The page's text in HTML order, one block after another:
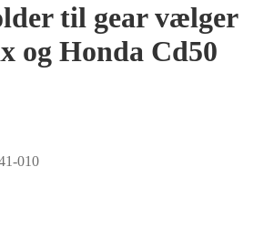
til gear vælger
og Honda Cd50
010